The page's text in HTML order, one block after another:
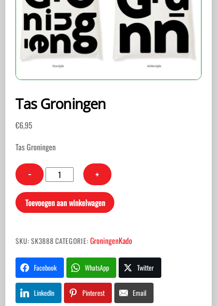
Tas Groningen
€6,95
Tas Groningen
−
Tas
Groningen
aantal
+
Toevoegen aan winkelwagen
SKU:SK3888CATEGORIE:GroningenKado
Facebook WhatsApp Twitter
LinkedIn Pinterest Email